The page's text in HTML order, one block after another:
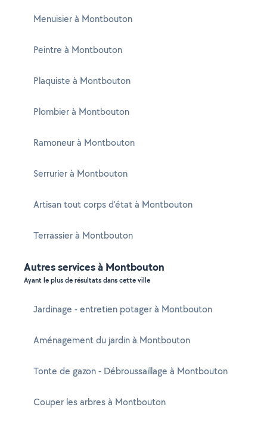
Menuisier à Montbouton
Peintre à Montbouton
Plaquiste à Montbouton
Plombier à Montbouton
Ramoneur à Montbouton
Serrurier à Montbouton
Artisan tout corps d'état à Montbouton
Terrassier à Montbouton
Autres services à Montbouton
Ayant le plus de résultats dans cette ville
Jardinage - entretien potager à Montbouton
Aménagement du jardin à Montbouton
Tonte de gazon - Débroussaillage à Montbouton
Couper les arbres à Montbouton